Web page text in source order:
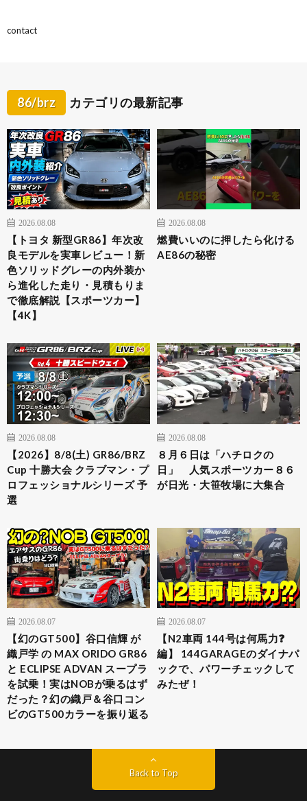
contact
86/brz カテゴリの最新記事
2026.08.08
【トヨタ 新型GR86】年次改
良モデルを実車レビュー！新
色ソリッドグレーの内外装か
ら進化した走り・見積もりま
で徹底解説【スポーツカー】
【4K】
2026.08.08
燃費いいのに押したら化ける
AE86の秘密
2026.08.08
【2026】8/8(土) GR86/BRZ
Cup 十勝大会 クラブマン・プ
ロフェッショナルシリーズ 予
選
2026.08.08
８月６日は「ハチロクの
日」 人気スポーツカー８６
が日光・大笹牧場に大集合
2026.08.07
【幻のGT500】谷口信輝 が
織戸学 の MAX ORIDO GR86
と ECLIPSE ADVAN スープラ
を試乗！実はNOBが乗るはず
だった？幻の織戸＆谷口コン
ビのGT500カラーを振り返る
2026.08.07
【N2車両 144号は何馬力❓
編】 144GARAGEのダイナパ
ックで、パワーチェックして
みたぜ！
Back to Top